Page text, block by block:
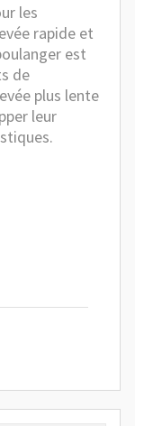
les
rapide et
est
de
plus lente
leur